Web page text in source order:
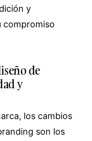
y
compromiso
de
y
los cambios
son los